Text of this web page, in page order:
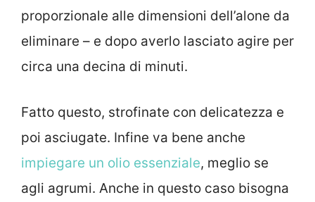
proporzionale alle dimensioni dell’alone da
eliminare – e dopo averlo lasciato agire per
circa una decina di minuti.
Fatto questo, strofinate con delicatezza e
poi asciugate. Infine va bene anche
impiegare un olio essenziale, meglio se
agli agrumi. Anche in questo caso bisogna